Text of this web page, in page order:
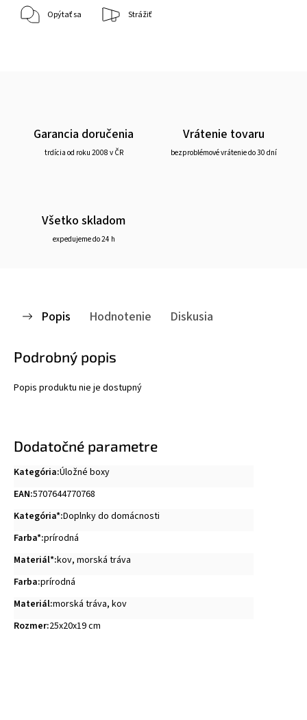
Opýtať sa Strážiť
Garancia doručenia
trdícia od roku 2008 v ČR
Vrátenie tovaru
bezproblémové vrátenie do 30 dní
Všetko skladom
expedujeme do 24 h
Popis Hodnotenie Diskusia
Podrobný popis
Popis produktu nie je dostupný
Dodatočné parametre
Kategória:Úložné boxy
EAN:5707644770768
Kategória*:Doplnky do domácnosti
Farba*:prírodná
Materiál*:kov, morská tráva
Farba:prírodná
Materiál:morská tráva, kov
Rozmer:25x20x19 cm